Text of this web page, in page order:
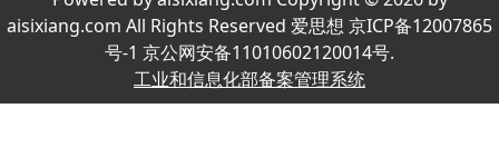
aisixiang.com All Rights Reserved 爱思想 京ICP备12007865
号-1 京公网安备11010602120014号.
工业和信息化部备案管理系统